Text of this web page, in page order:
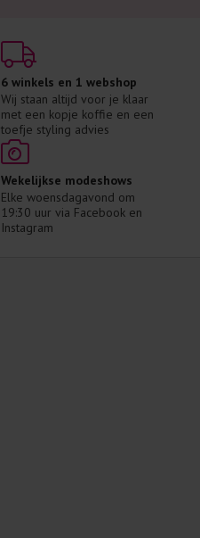
6 winkels en 1 webshop
Wij staan altijd voor je klaar
met een kopje koffie en een
toefje styling advies
Wekelijkse modeshows
Elke woensdagavond om
19:30 uur via Facebook en
Instagram